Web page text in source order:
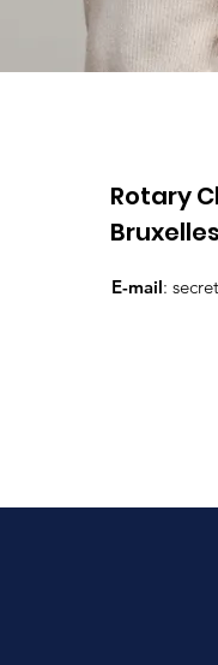
Rotary
Bruxelles
E-mail: